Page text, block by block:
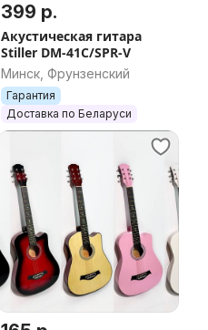
399 р.
Акустическая гитара
Stiller DM-41C/SPR-V
Минск, Фрунзенский
Гарантия
Доставка по Беларуси